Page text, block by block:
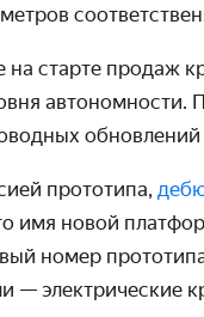
на старте продаж
автономности.
прототипа,
имя новой
номер
— электрические